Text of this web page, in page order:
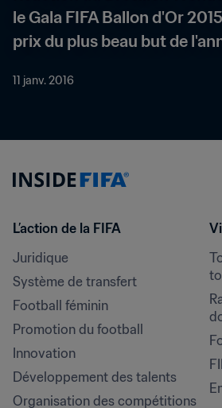
le Gala FIFA Ballon d'Or
prix du plus beau but de
11 janv. 2016
L’action de la FIFA
Juridique
Système de transfert
Football féminin
Promotion du football
Innovation
Développement des talents
Organisation des compétitions